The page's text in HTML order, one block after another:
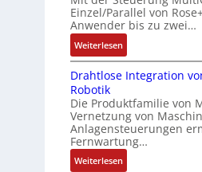
l
f
ü
r
d
e
A
n
w
e
G
a
u
f
d
n
R
a
s
p
r
u
g
b
s
t
ä
t
i
c
h
s
e
e
m
e
n
t
e
t
r
a
g
s
i
n
g
a
n
Einzel/Parallel von
Anwender bis zu zwei…
Weiterlesen:
M
a
k
t
s
t
a
Drahtlose Integration
Robotik
Die Produktfamilie von
Vernetzung von
Anlagensteuerungen
Fernwartung…
Weiterlesen: